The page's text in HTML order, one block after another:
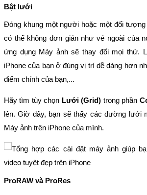
Bật lưới
Đóng khung một người hoặc một đối tượng
có thể không đơn giản như vẻ ngoài của
ứng dụng Máy ảnh sẽ thay đổi mọi thứ.
iPhone của bạn ở đúng vị trí dễ dàng hơn
điểm chính của bạn,...
Hãy tìm tùy chọn Lưới (Grid) trong phần
lên. Giờ đây, bạn sẽ thấy các đường lưới
Máy ảnh trên iPhone của mình.
ProRAW và ProRes